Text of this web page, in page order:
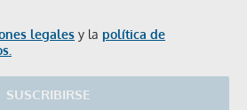
legales y la política de
SUSCRIBIRSE